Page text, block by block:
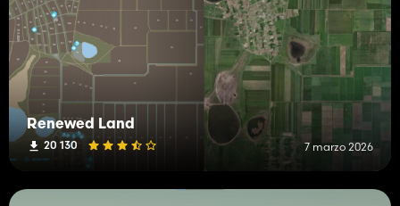
Renewed Land
20 130 7 marzo 2026